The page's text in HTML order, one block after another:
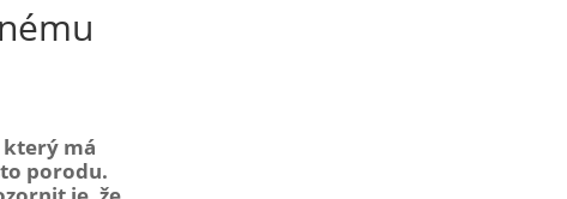
který má
porodu.